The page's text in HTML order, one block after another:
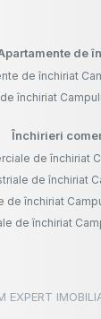
de
de închiriat
închiriat
Închirieri
de închiriat
de închiriat
de închiriat
de închiriat
EXPERT